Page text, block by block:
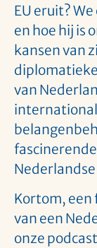
EU eruit?
en hoe hij is
kansen van
van
Kortom, een
van een
onze